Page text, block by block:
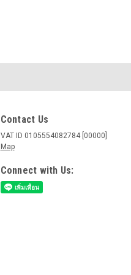
Contact Us
VAT ID 0105554082784 [00000]
Map
Connect with Us: